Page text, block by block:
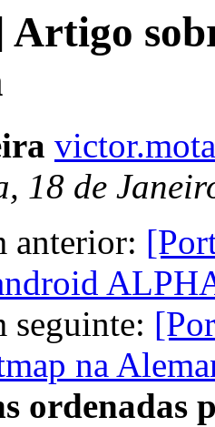
18 de
anterior:
seguinte:
na
ordenadas